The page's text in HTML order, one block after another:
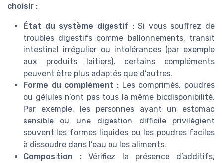
choisir :
État du système digestif :Si vous souffrez de
troubles digestifs comme ballonnements, transit
intestinal irrégulier ou intolérances (par exemple
aux produits laitiers), certains compléments
peuvent être plus adaptés que d’autres.
Forme du complément : Les comprimés, poudres
ou gélules n’ont pas tous la même biodisponibilité.
Par exemple, les personnes ayant un estomac
sensible ou une digestion difficile privilégient
souvent les formes liquides ou les poudres faciles
à dissoudre dans l’eau ou les aliments.
Composition :Vérifiez la présence d’additifs,